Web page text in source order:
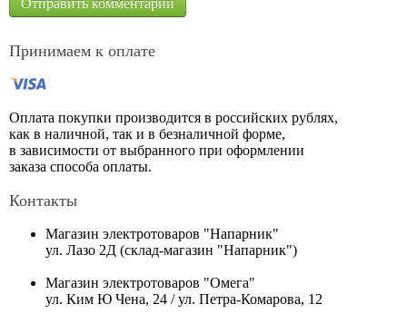
Принимаем к оплате
Оплата покупки производится в российских рублях,
как в наличной, так и в безналичной форме,
в зависимости от выбранного при оформлении
заказа способа оплаты.
Контакты
Магазин электротоваров "Напарник"
ул. Лазо 2Д (склад-магазин "Напарник")
Магазин электротоваров "Омега"
ул. Ким Ю Чена, 24 / ул. Петра-Комарова, 12